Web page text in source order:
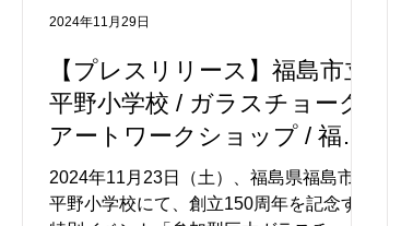
さまはもちろん、大人の方々も夢中でチ
楽しむ様子が多く見られました。1組あた
り約20分という限られた時間の中で、大
きなカボチャやおばけ、秋の味覚など、
季節を感じる個性豊かな作品がガラス一
面に並びました。...
【プレスリリース】福島市立
平野小学校 / ガラスチョーク
アートワークショップ / 福島
県福島市 / ＃福島県 ＃キッズ
イベント #アートイベント
2024年11月23日（土）、福島県福島市立
平野小学校にて、創立150周年を記念する
2024年11月29日